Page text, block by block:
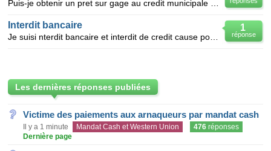
1
réponse
Interdit bancaire
Les dernières réponses publiées
Victime des paiements aux arnaqueurs par mandat cash
Il y a 1 minute Mandat Cash et Western Union 476 réponses
Dernière page